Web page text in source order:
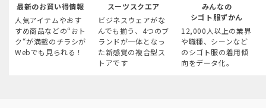
最新のお買い得情報
人気アイテムやおす
すめ商品などの“おト
ク“が満載のチラシが
Webでも見られる！
スーツスクエア
ビジネスウェアがな
んでも揃う、4つのブ
ランドが一体となっ
た新感覚の複合型ス
トアです
みんなの
シゴト服ずかん
12,000人以上の業界
や職種、シーンなど
のシゴト服の着用傾
向をデータ化。